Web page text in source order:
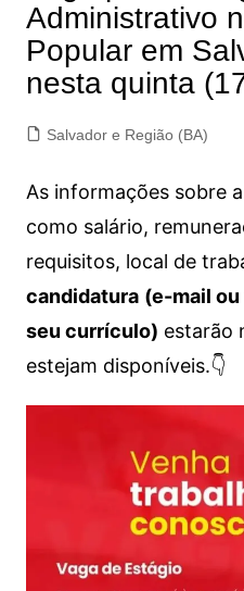
Administrativo
Popular em
nesta quinta
Salvador e Região (BA)
As informações sobre
como salário,
requisitos, local de
candidatura (e-mail
seu currículo) estarão
estejam disponíveis.👇